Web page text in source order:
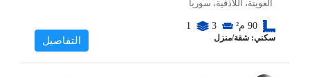
العوينة، اللاذقية، سوريا
90 م² 3
1
سكني: شقة/منزل التفاصيل